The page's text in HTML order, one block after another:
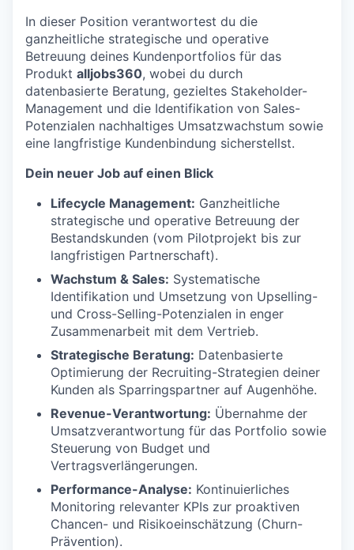
In dieser Position verantwortest du die
ganzheitliche strategische und operative
Betreuung deines Kundenportfolios für das
Produkt alljobs360, wobei du durch
datenbasierte Beratung, gezieltes Stakeholder-
Management und die Identifikation von Sales-
Potenzialen nachhaltiges Umsatzwachstum sowie
eine langfristige Kundenbindung sicherstellst.
Dein neuer Job auf einen Blick
Lifecycle Management: Ganzheitliche
strategische und operative Betreuung der
Bestandskunden (vom Pilotprojekt bis zur
langfristigen Partnerschaft).
Wachstum & Sales: Systematische
Identifikation und Umsetzung von Upselling-
und Cross-Selling-Potenzialen in enger
Zusammenarbeit mit dem Vertrieb.
Strategische Beratung: Datenbasierte
Optimierung der Recruiting-Strategien deiner
Kunden als Sparringspartner auf Augenhöhe.
Revenue-Verantwortung: Übernahme der
Umsatzverantwortung für das Portfolio sowie
Steuerung von Budget und
Vertragsverlängerungen.
Performance-Analyse: Kontinuierliches
Monitoring relevanter KPIs zur proaktiven
Chancen- und Risikoeinschätzung (Churn-
Prävention).